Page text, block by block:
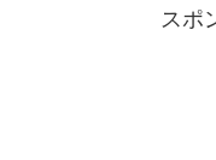
スポ